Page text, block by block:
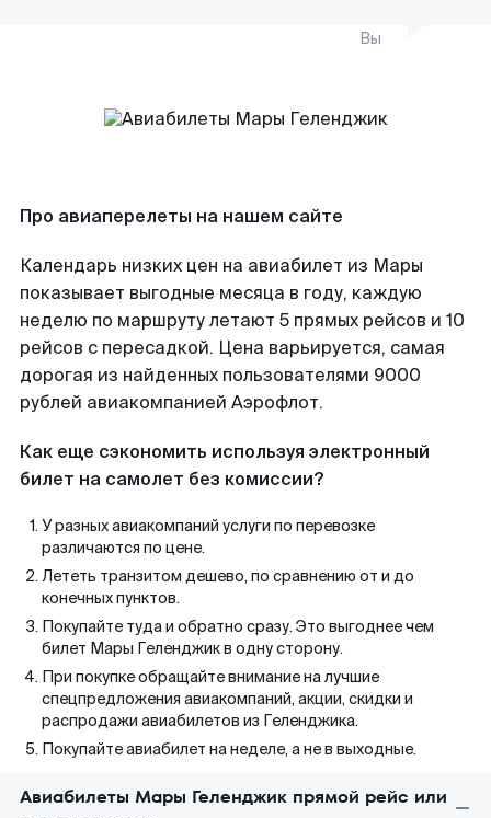
Вы
Про авиаперелеты на нашем сайте
Календарь низких цен на авиабилет из Мары
показывает выгодные месяца в году, каждую
неделю по маршруту летают 5 прямых рейсов и 10
рейсов с пересадкой. Цена варьируется, самая
дорогая из найденных пользователями 9000
рублей авиакомпанией Аэрофлот.
Как еще сэкономить используя электронный
билет на самолет без комиссии?
У разных авиакомпаний услуги по перевозке
различаются по цене.
Лететь транзитом дешево, по сравнению от и до
конечных пунктов.
Покупайте туда и обратно сразу. Это выгоднее чем
билет Мары Геленджик в одну сторону.
При покупке обращайте внимание на лучшие
спецпредложения авиакомпаний, акции, скидки и
распродажи авиабилетов из Геленджика.
Покупайте авиабилет на неделе, а не в выходные.
Авиабилеты Мары Геленджик прямой рейс или